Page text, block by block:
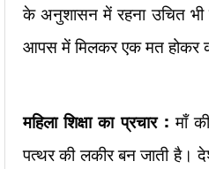
के अनुशासन में रहना उचित भी
आपस में मिलकर एक मत होकर
महिला शिक्षा का प्रचार : माँ
पत्थर की लकीर बन जाती है।